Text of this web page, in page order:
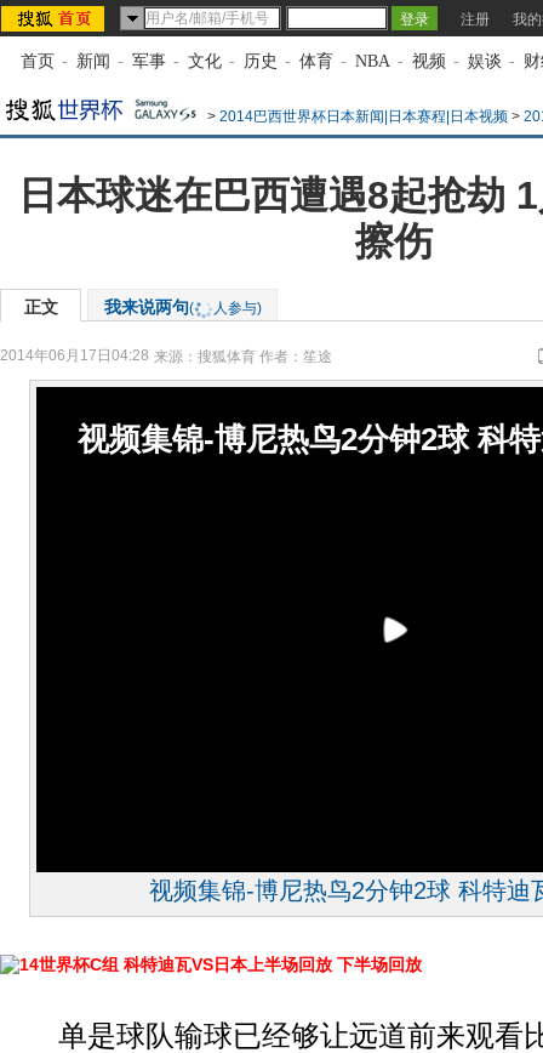
注册 我
首页 - 新闻 - 军事 - 文化 - 历史 - 体育 - NBA - 视频 - 娱谈 -
> 2014巴西世界杯日本新闻|日本赛程|日本视频 >
日本球迷在巴西遭遇8起抢劫
擦伤
正文 我来说两句( 人参与)
2014年06月17日04:28 来源： 搜狐体育 作者：笙途
视频集锦-博尼热鸟2分钟2球 科
视频集锦-博尼热鸟2分钟2球 科特迪
14世界杯C组 科特迪瓦VS日本上半场回放 下半场回放
单是球队输球已经够让远道前来观看